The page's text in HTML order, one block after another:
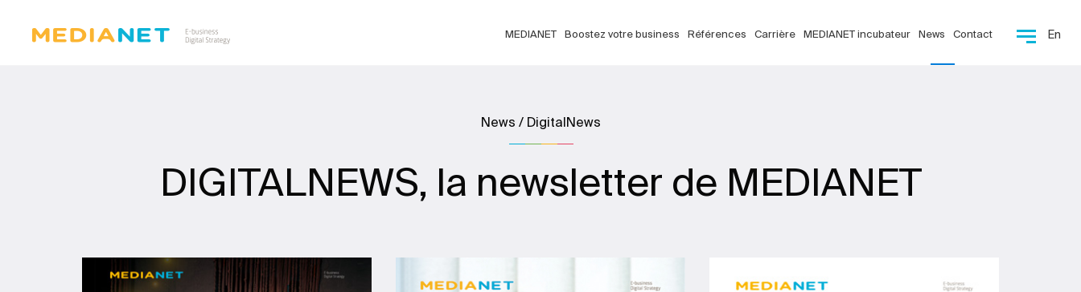
MEDIANET Boostez votre business Références Carrière MEDIANET incubateur News Contact En
News / DigitalNews
DIGITALNEWS, la newsletter de MEDIANET